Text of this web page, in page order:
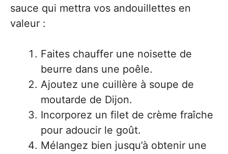
sauce qui mettra vos andouillettes en
valeur :
Faites chauffer une noisette de
beurre dans une poêle.
Ajoutez une cuillère à soupe de
moutarde de Dijon.
Incorporez un filet de crème fraîche
pour adoucir le goût.
Mélangez bien jusqu’à obtenir une